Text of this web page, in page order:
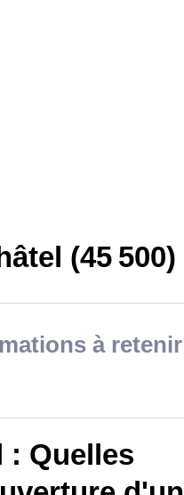
(45 500)
à retenir
: Quelles